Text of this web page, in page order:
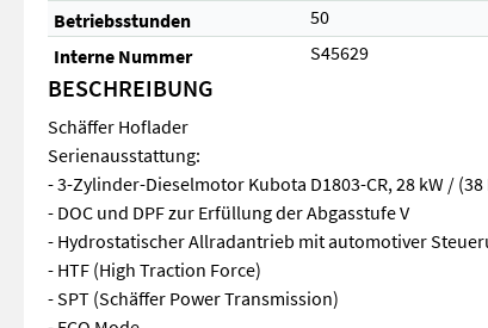
Betriebsstunden
50
Interne Nummer
S45629
BESCHREIBUNG
Schäffer Hoflader
Serienausstattung:
- 3-Zylinder-Dieselmotor Kubota D1803-CR, 28 kW / (38
- DOC und DPF zur Erfüllung der Abgasstufe V
- Hydrostatischer Allradantrieb mit automotiver
- HTF (High Traction Force)
- SPT (Schäffer Power Transmission)